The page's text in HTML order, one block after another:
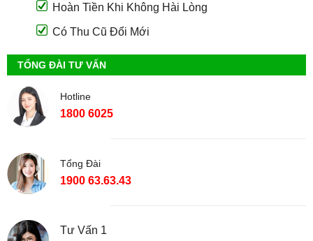
Hoàn Tiền Khi Không Hài Lòng
Có Thu Cũ Đổi Mới
TỔNG ĐÀI TƯ VẤN
Hotline
1800 6025
Tổng Đài
1900 63.63.43
Tư Vấn 1